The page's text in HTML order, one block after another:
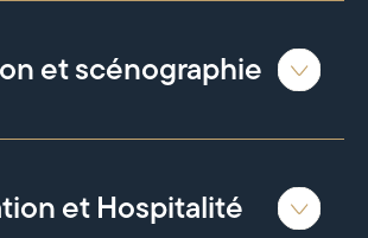
et scénographie
et Hospitalité